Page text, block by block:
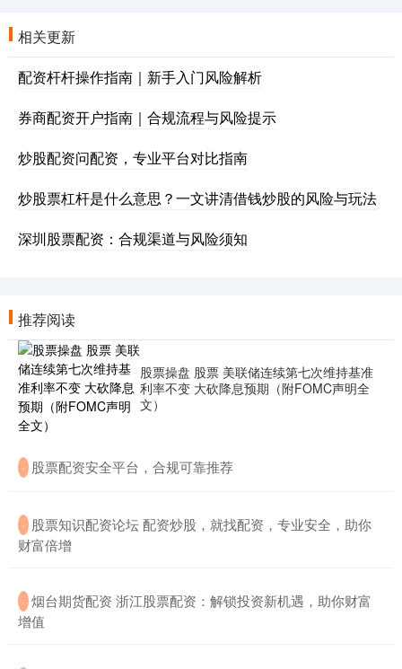
相关更新
配资杆杆操作指南｜新手入门风险解析
券商配资开户指南｜合规流程与风险提示
炒股配资问配资，专业平台对比指南
炒股票杠杆是什么意思？一文讲清借钱炒股的风险与玩法
深圳股票配资：合规渠道与风险须知
推荐阅读
股票操盘 股票 美联储连续第七次维持基准
利率不变 大砍降息预期（附FOMC声明全
文）
· ​股票配资安全平台，合规可靠推荐
· ​股票知识配资论坛 配资炒股，就找配资，专业安全，助你
财富倍增
· ​烟台期货配资 浙江股票配资：解锁投资新机遇，助你财富
增值